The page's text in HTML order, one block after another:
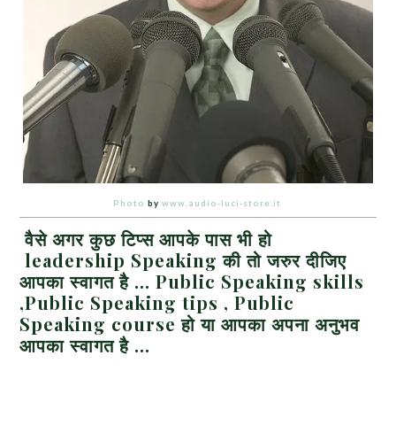
Photo by www.audio-luci-store.it
वैसे अगर कुछ टिप्स आपके पास भी हो
leadership Speaking की तो जरुर दीजिए
आपका स्वागत है … Public Speaking skills
,Public Speaking tips , Public
Speaking course हो या आपका अपना अनुभव
आपका स्वागत है …